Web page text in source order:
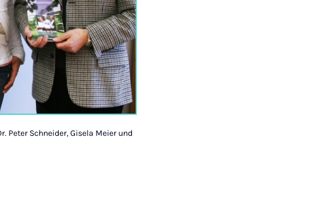
Peter Schneider, Gisela Meier und